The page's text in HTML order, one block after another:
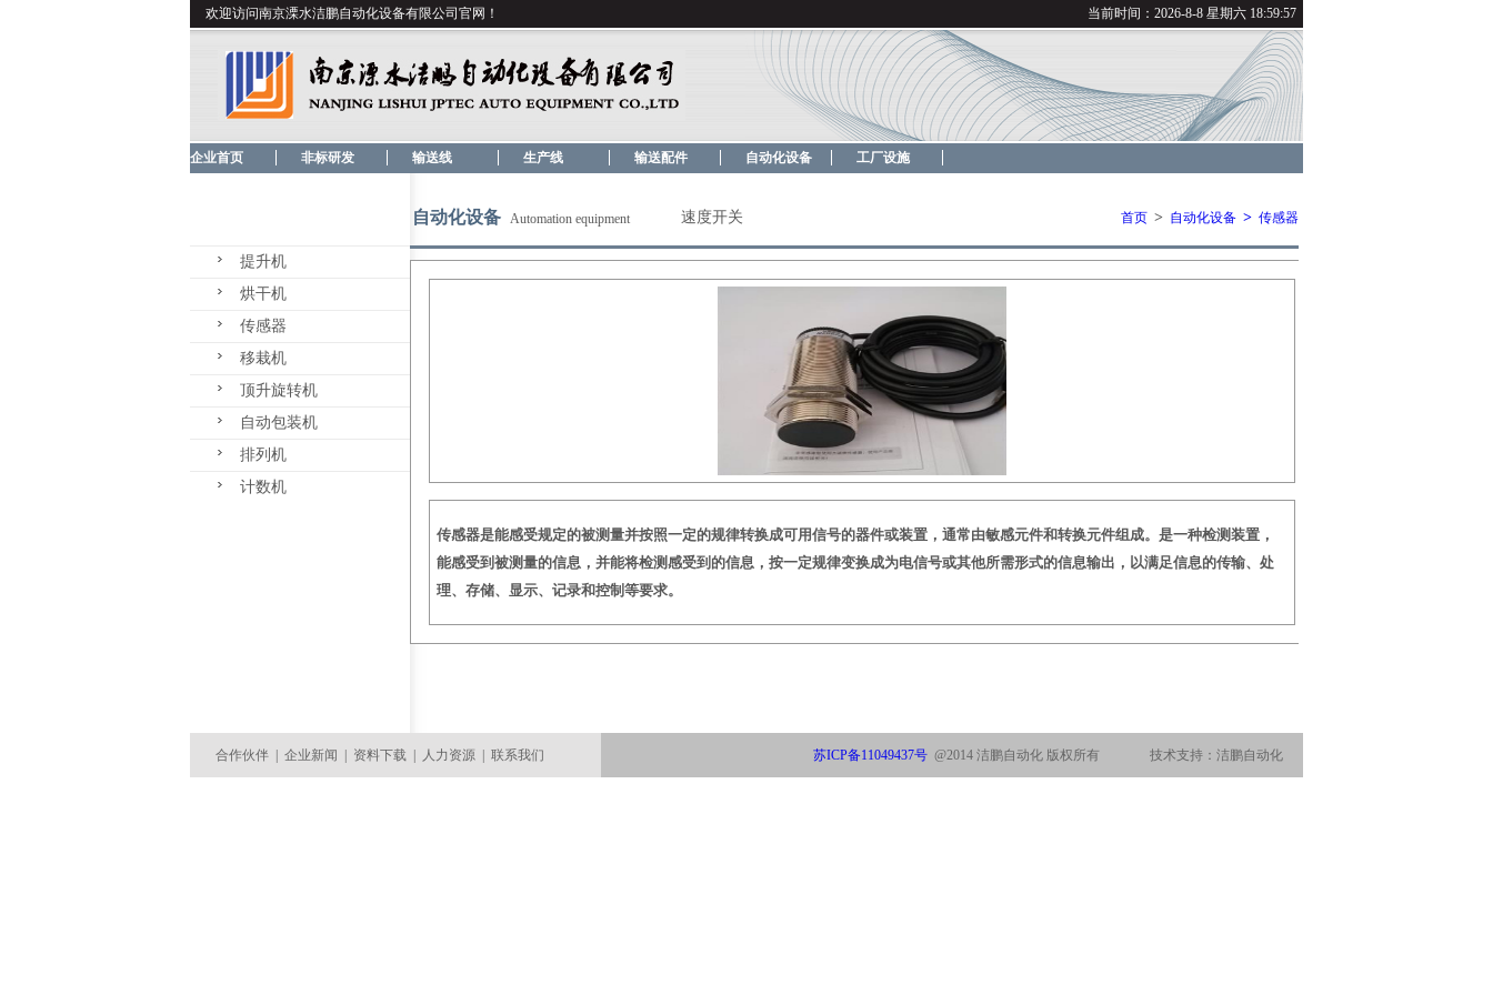
欢迎访问南京溧水洁鹏自动化设备有限公司官网！ 当前时间： 2026-8-8 星期六 18:59:57
企业首页 非标研发 输送线 生产线 输送配件 自动化设备 工厂设施
提升机
烘干机
传感器
移栽机
顶升旋转机
自动包装机
排列机
计数机
自动化设备 Automation equipment 速度开关 首页 > 自动化设备 > 传感器
传感器是能感受规定的被测量并按照一定的规律转换成可用信号的器件或装置，通常由敏感元件和转换元件组成。是一种检测装置，
能感受到被测量的信息，并能将检测感受到的信息，按一定规律变换成为电信号或其他所需形式的信息输出，以满足信息的传输、处
理、存储、显示、记录和控制等要求。
合作伙伴 企业新闻 资料下载 人力资源 联系我们 苏ICP备11049437号 @2014 洁鹏自动化 版权所有 技术支持：洁鹏自动化